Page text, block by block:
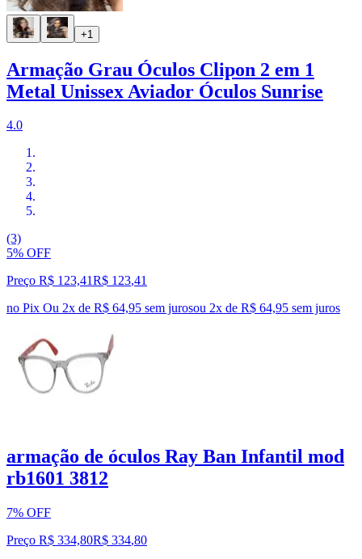
+1
Armação Grau Óculos Clipon 2 em 1
Metal Unissex Aviador Óculos Sunrise
4.0
(3)
5% OFF
Preço R$ 123,41R$ 123,41
no Pix Ou 2x de R$ 64,95 sem jurosou 2x de R$ 64,95 sem juros
armação de óculos Ray Ban Infantil mod
rb1601 3812
7% OFF
Preço R$ 334,80R$ 334,80